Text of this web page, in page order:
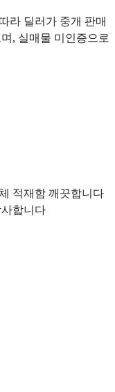
라 딜러가 중개 판매
, 실매물 미인증으로
적재함 깨끗합니다
합니다